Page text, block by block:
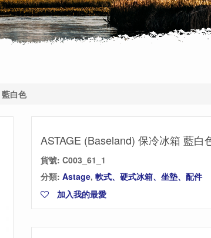
白色
ASTAGE (Baseland) 保冷冰箱 藍白
貨號: C003_61_1
分類: Astage, 軟式、硬式冰箱、坐墊、配件
加入我的最愛